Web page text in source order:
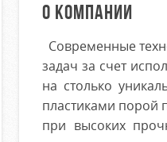
О КОМПАНИИ
Современные
задач за счет
на столько
пластиками порой
при высоких